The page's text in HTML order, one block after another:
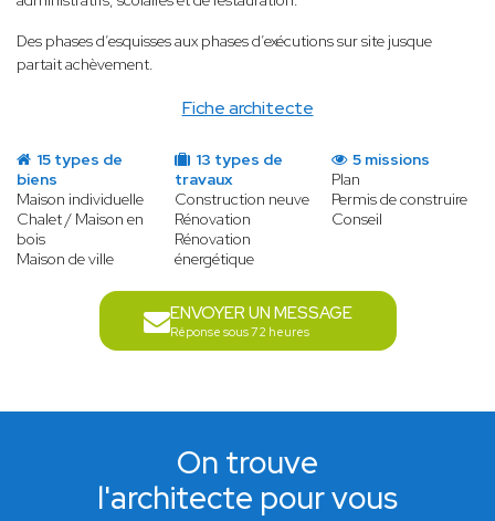
Fiche architecte
Des phases d’esquisses aux phases d’exécutions sur site jusque
partait achèvement.
15 types de
biens
Maison individuelle
Chalet / Maison en
bois
Maison de ville
13 types de
travaux
Construction neuve
Rénovation
Rénovation
énergétique
5 missions
Plan
Permis de construire
Conseil
ENVOYER UN MESSAGE
Réponse sous 72 heures
On trouve
l'architecte pour vous